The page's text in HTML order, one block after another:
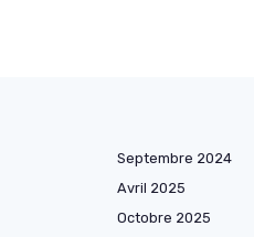
Septembre 2024
Avril 2025
Octobre 2025